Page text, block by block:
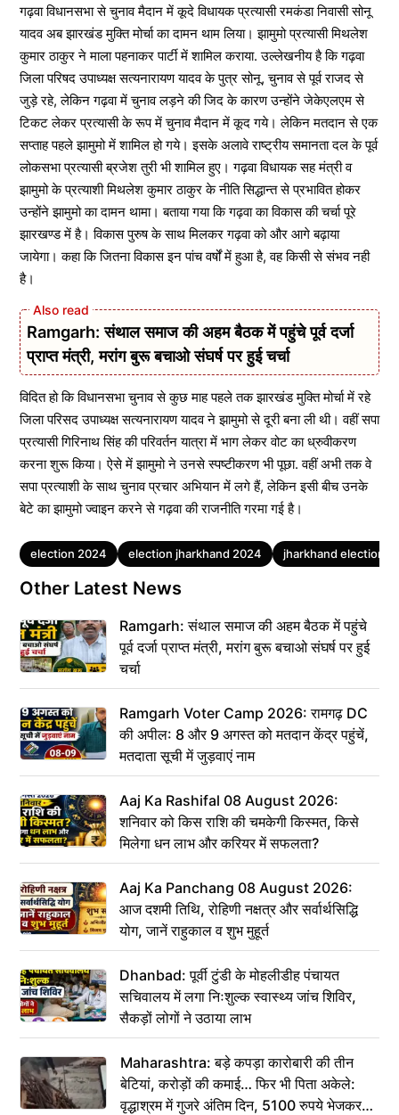
गढ़वा विधानसभा से चुनाव मैदान में कूदे विधायक प्रत्यासी रमकंडा निवासी सोनू
यादव अब झारखंड मुक्ति मोर्चा का दामन थाम लिया। झामुमो प्रत्यासी मिथलेश
कुमार ठाकुर ने माला पहनाकर पार्टी में शामिल कराया. उल्लेखनीय है कि गढ़वा
जिला परिषद उपाध्यक्ष सत्यनारायण यादव के पुत्र सोनू, चुनाव से पूर्व राजद से
जुड़े रहे, लेकिन गढ़वा में चुनाव लड़ने की जिद के कारण उन्होंने जेकेएलएम से
टिकट लेकर प्रत्यासी के रूप में चुनाव मैदान में कूद गये। लेकिन मतदान से एक
सप्ताह पहले झामुमो में शामिल हो गये। इसके अलावे राष्ट्रीय समानता दल के पूर्व
लोकसभा प्रत्यासी ब्रजेश तुरी भी शामिल हुए। गढ़वा विधायक सह मंत्री व
झामुमो के प्रत्याशी मिथलेश कुमार ठाकुर के नीति सिद्धान्त से प्रभावित होकर
उन्होंने झामुमो का दामन थामा। बताया गया कि गढ़वा का विकास की चर्चा पूरे
झारखण्ड में है। विकास पुरुष के साथ मिलकर गढ़वा को और आगे बढ़ाया
जायेगा। कहा कि जितना विकास इन पांच वर्षों में हुआ है, वह किसी से संभव नही
है।
Ramgarh: संथाल समाज की अहम बैठक में पहुंचे पूर्व दर्जा
प्राप्त मंत्री, मरांग बुरू बचाओ संघर्ष पर हुई चर्चा
विदित हो कि विधानसभा चुनाव से कुछ माह पहले तक झारखंड मुक्ति मोर्चा में रहे
जिला परिसद उपाध्यक्ष सत्यनारायण यादव ने झामुमो से दूरी बना ली थी। वहीं सपा
प्रत्यासी गिरिनाथ सिंह की परिवर्तन यात्रा में भाग लेकर वोट का ध्रुवीकरण
करना शुरू किया। ऐसे में झामुमो ने उनसे स्पष्टीकरण भी पूछा. वहीं अभी तक वे
सपा प्रत्याशी के साथ चुनाव प्रचार अभियान में लगे हैं, लेकिन इसी बीच उनके
बेटे का झामुमो ज्वाइन करने से गढ़वा की राजनीति गरमा गई है।
Tags
election 2024 election jharkhand 2024 jharkhand election
Other Latest News
Ramgarh: संथाल समाज की अहम बैठक में पहुंचे
पूर्व दर्जा प्राप्त मंत्री, मरांग बुरू बचाओ संघर्ष पर हुई
चर्चा
Ramgarh Voter Camp 2026: रामगढ़ DC
की अपील: 8 और 9 अगस्त को मतदान केंद्र पहुंचें,
मतदाता सूची में जुड़वाएं नाम
Aaj Ka Rashifal 08 August 2026:
शनिवार को किस राशि की चमकेगी किस्मत, किसे
मिलेगा धन लाभ और करियर में सफलता?
Aaj Ka Panchang 08 August 2026:
आज दशमी तिथि, रोहिणी नक्षत्र और सर्वार्थसिद्धि
योग, जानें राहुकाल व शुभ मुहूर्त
Dhanbad: पूर्वी टुंडी के मोहलीडीह पंचायत
सचिवालय में लगा निःशुल्क स्वास्थ्य जांच शिविर,
सैकड़ों लोगों ने उठाया लाभ
Maharashtra: बड़े कपड़ा कारोबारी की तीन
बेटियां, करोड़ों की कमाई… फिर भी पिता अकेले:
वृद्धाश्रम में गुजरे अंतिम दिन, 5100 रुपये भेजकर